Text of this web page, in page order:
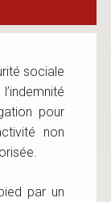
sociale
pour
non
par un